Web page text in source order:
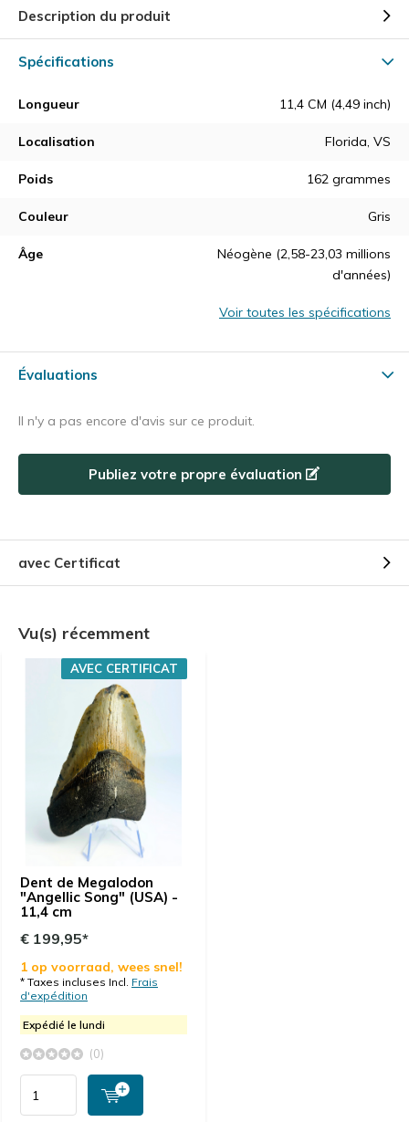
Description du produit
Spécifications
Longueur 11,4 CM (4,49 inch)
Localisation Florida, VS
Poids 162 grammes
Couleur Gris
Âge
Néogène (2,58-23,03 millions
d'années)
Voir toutes les spécifications
Évaluations
Il n'y a pas encore d'avis sur ce produit.
Publiez votre propre évaluation
avec Certificat
Vu(s) récemment
Dent de Megalodon
"Angellic Song" (USA) -
11,4 cm
AVEC CERTIFICAT
€ 199,95*
1 op voorraad, wees snel!
* Taxes incluses Incl. Frais
d'expédition
Expédié le lundi
(0)